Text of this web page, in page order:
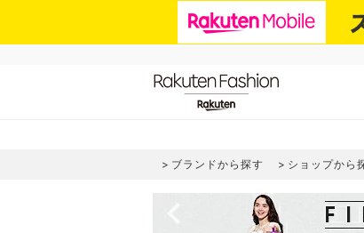
ブランドから探す ショップから